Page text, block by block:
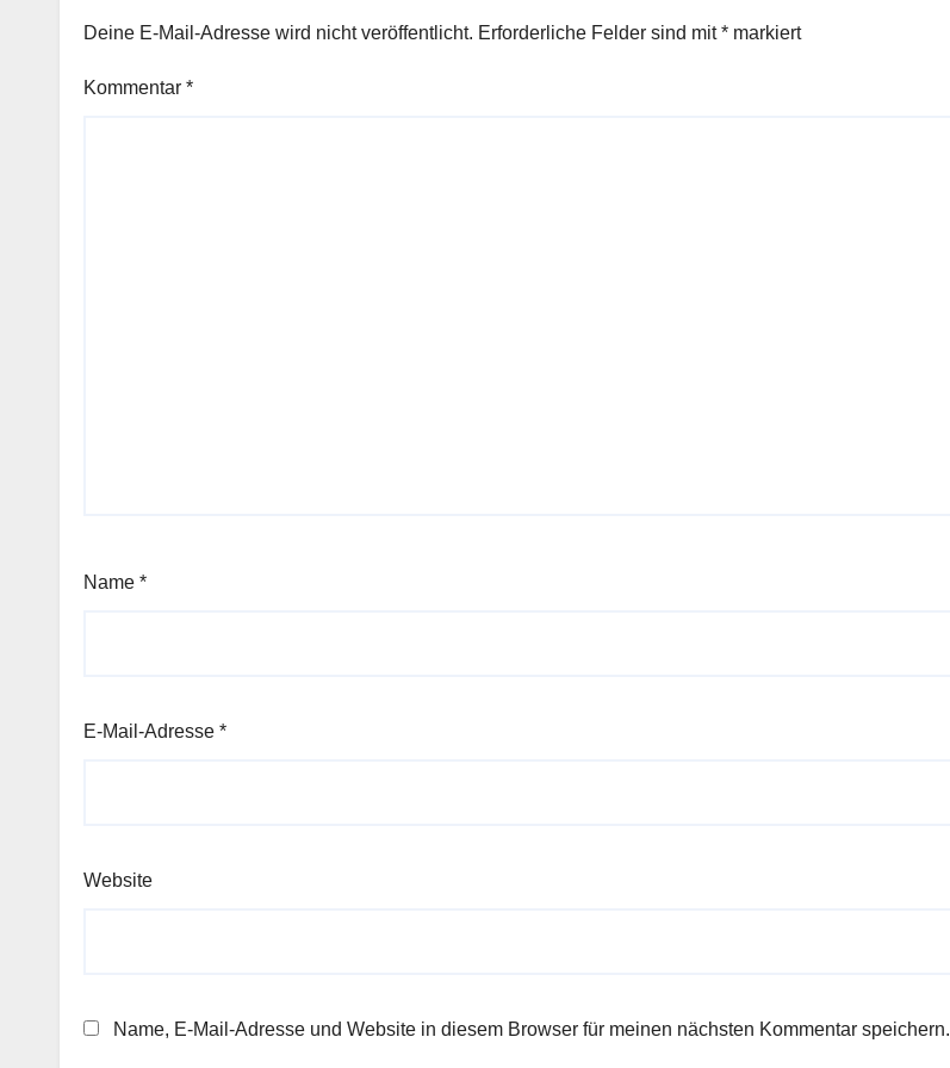
Deine E-Mail-Adresse wird nicht veröffentlicht. Erforderliche Felder sind mit* markiert
Kommentar *
Name *
E-Mail-Adresse *
Website
Name, E-Mail-Adresse und Website in diesem Browser für meinen nächsten Kommentar speichern.